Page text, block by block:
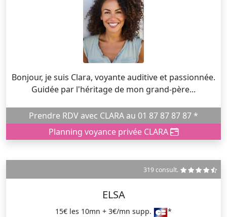
Bonjour, je suis Clara, voyante auditive et passionnée.
Guidée par l'héritage de mon grand-père...
Prendre RDV avec CLARA au 01 87 87 87 87 *
Planning voyance privée CLARA
319 consult.
ELSA
15€ les 10mn + 3€/mn supp. *